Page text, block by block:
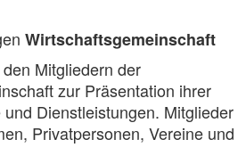
Wirtschaftsgemeinschaft
Mitgliedern der
zur Präsentation ihrer
Dienstleistungen. Mitglieder
Privatpersonen, Vereine und